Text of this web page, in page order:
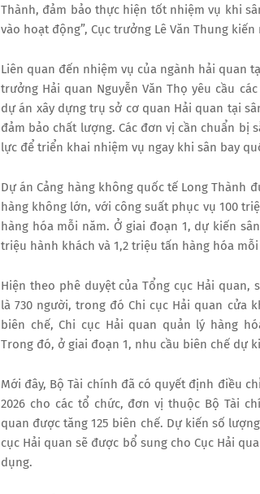
Thành, đảm bảo thực hiện tốt nhiệm vụ khi
vào hoạt động”, Cục trưởng Lê Văn Thung kiến
Liên quan đến nhiệm vụ của ngành hải quan
trưởng Hải quan Nguyễn Văn Thọ yêu cầu
dự án xây dựng trụ sở cơ quan Hải quan tại
đảm bảo chất lượng. Các đơn vị cần chuẩn bị
lực để triển khai nhiệm vụ ngay khi sân bay
Dự án Cảng hàng không quốc tế Long Thành
hàng không lớn, với công suất phục vụ 100
hàng hóa mỗi năm. Ở giai đoạn 1, dự kiến
triệu hành khách và 1,2 triệu tấn hàng hóa
Hiện theo phê duyệt của Tổng cục Hải quan,
là 730 người, trong đó Chi cục Hải quan cửa
biên chế, Chi cục Hải quan quản lý hàng
Trong đó, ở giai đoạn 1, nhu cầu biên chế dự
Mới đây, Bộ Tài chính đã có quyết định điều
2026 cho các tổ chức, đơn vị thuộc Bộ Tài
quan được tăng 125 biên chế. Dự kiến số
cục Hải quan sẽ được bổ sung cho Cục Hải
dụng.